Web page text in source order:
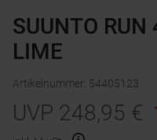
SUUNTO
LIME
Artikelnummer: 54405123
UVP 248,95 €